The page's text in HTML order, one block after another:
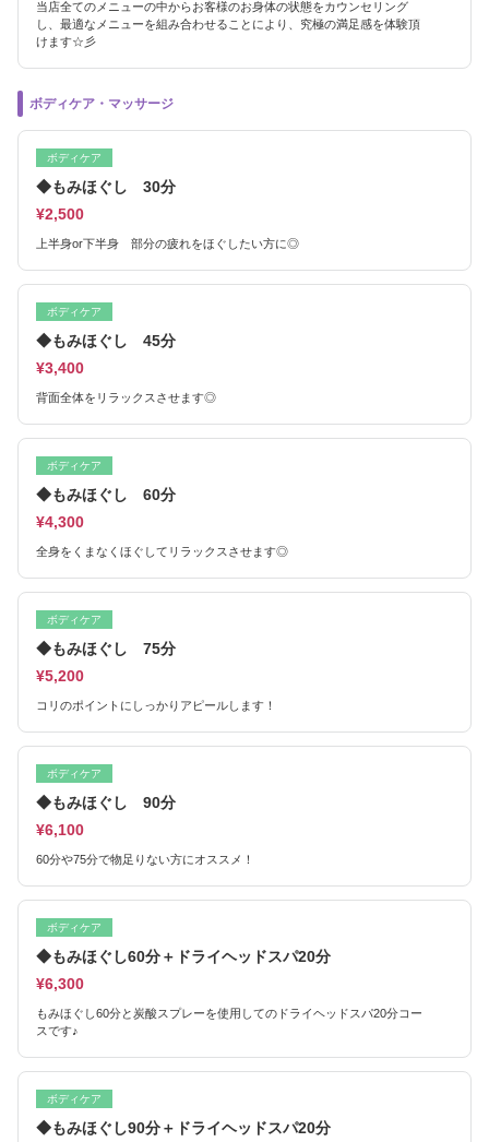
当店全てのメニューの中からお客様のお身体の状態をカウンセリング
し、最適なメニューを組み合わせることにより、究極の満足感を体験頂
けます☆彡
ボディケア・マッサージ
ボディケア
◆もみほぐし 30分
¥2,500
上半身or下半身 部分の疲れをほぐしたい方に◎
ボディケア
◆もみほぐし 45分
¥3,400
背面全体をリラックスさせます◎
ボディケア
◆もみほぐし 60分
¥4,300
全身をくまなくほぐしてリラックスさせます◎
ボディケア
◆もみほぐし 75分
¥5,200
コリのポイントにしっかりアピールします！
ボディケア
◆もみほぐし 90分
¥6,100
60分や75分で物足りない方にオススメ！
ボディケア
◆もみほぐし60分＋ドライヘッドスパ20分
¥6,300
もみほぐし60分と炭酸スプレーを使用してのドライヘッドスパ20分コー
スです♪
ボディケア
◆もみほぐし90分＋ドライヘッドスパ20分